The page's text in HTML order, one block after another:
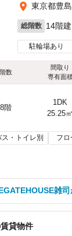
東京都豊
総階数 14階建
駐輪場あり
階数
間取り
専有面
8階
1DK
25.25㎡
ス・トイレ別 フ
雑
貸物件